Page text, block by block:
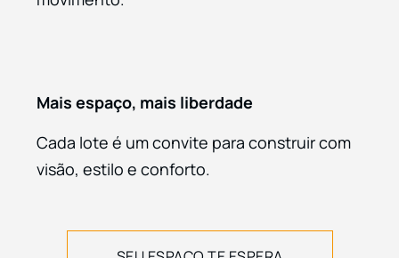
Mais espaço, mais liberdade
Cada lote é um convite para construir com
visão, estilo e conforto.